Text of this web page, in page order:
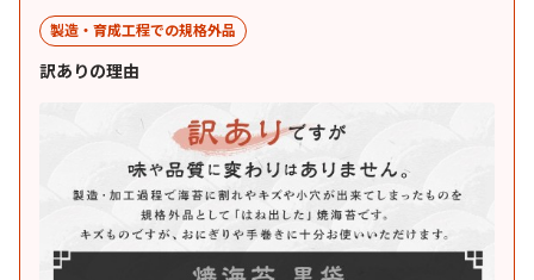
製造・育成工程での規格外品
訳ありの理由